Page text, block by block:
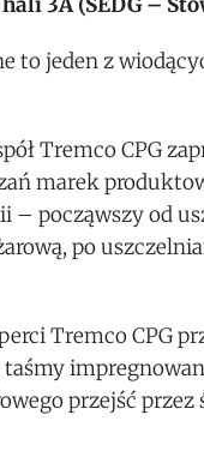
to jeden z
Tremco CPG
marek
począwszy od
po
Tremco CPG
przejść